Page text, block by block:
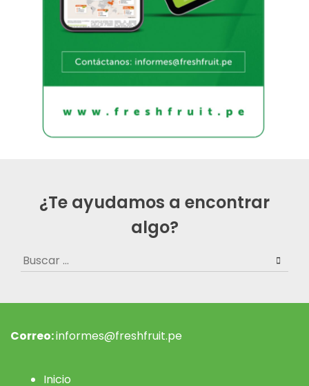
¿Te ayudamos a encontrar
algo?
Buscar:
Correo:informes@freshfruit.pe
Inicio